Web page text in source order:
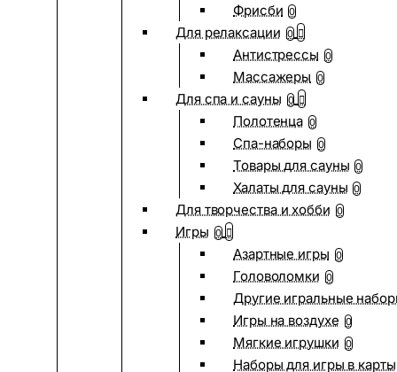
Фрисби 0
Для релаксации 0
Антистрессы 0
Массажеры 0
Для спа и сауны 0
Полотенца 0
Спа-наборы 0
Товары для сауны 0
Халаты для сауны 0
Для творчества и хобби 0
Игры 0
Азартные игры 0
Головоломки 0
Другие игральные
Игры на воздухе 0
Мягкие игрушки 0
Наборы для игры в карты